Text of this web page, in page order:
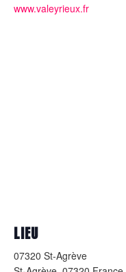
www.valeyrieux.fr
LIEU
07320 St-Agrève